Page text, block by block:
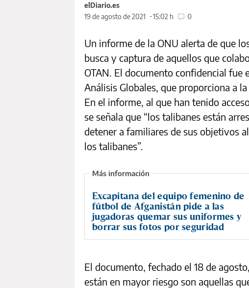
elDiario.es
19 de agosto de 2021
15:02 h 0
Un informe de la ONU alerta de que
busca y captura de aquellos que
OTAN. El documento confidencial fue
Análisis Globales, que proporciona a
En el informe, al que han tenido
se señala que “los talibanes están
detener a familiares de sus objetivos
los talibanes”.
Excapitana del equipo femenino de
fútbol de Afganistán pide a las
jugadoras quemar sus uniformes y
borrar sus fotos por seguridad
El documento, fechado el 18 de
están en mayor riesgo son aquellas